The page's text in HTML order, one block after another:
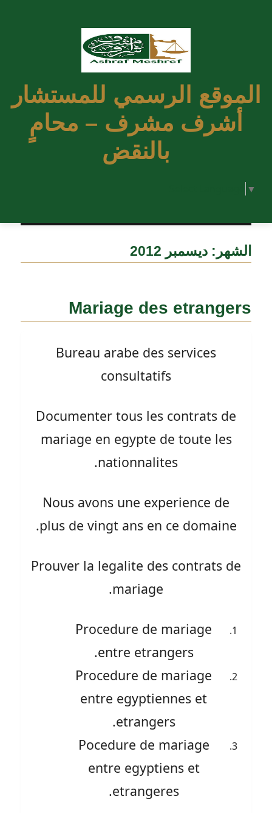
الموقع الرسمي للمستشار
أشرف مشرف – محامٍ
بالنقض
▼
الشهر:ديسمبر 2012
Mariage des etrangers
Bureau arabe des services
consultatifs
Documenter tous les contrats de
mariage en egypte de toute les
nationnalites.
Nous avons une experience de
plus de vingt ans en ce domaine.
Prouver la legalite des contrats de
mariage.
Procedure de mariage
entre etrangers.
Procedure de mariage
entre egyptiennes et
etrangers.
Pocedure de mariage
entre egyptiens et
etrangeres.